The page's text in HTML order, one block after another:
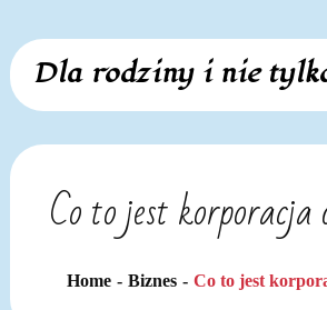
Skip
content
Dla rodziny i nie
Co to jest
Home Biznes Co to jest